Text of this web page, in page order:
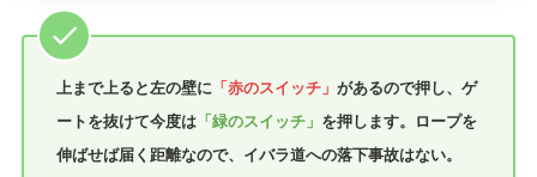
上まで上ると左の壁に 「赤のスイッチ」 があるので押し、ゲ
ートを抜けて今度は「緑のスイッチ」 を押します。ロープを
伸ばせば届く距離なので、イバラ道への落下事故はない。